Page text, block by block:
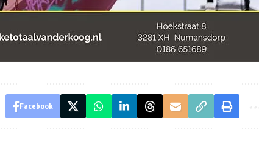
Facebook